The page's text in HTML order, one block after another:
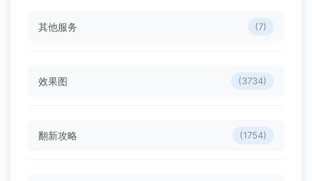
其他服务 (7)
效果图 (3734)
翻新攻略 (1754)